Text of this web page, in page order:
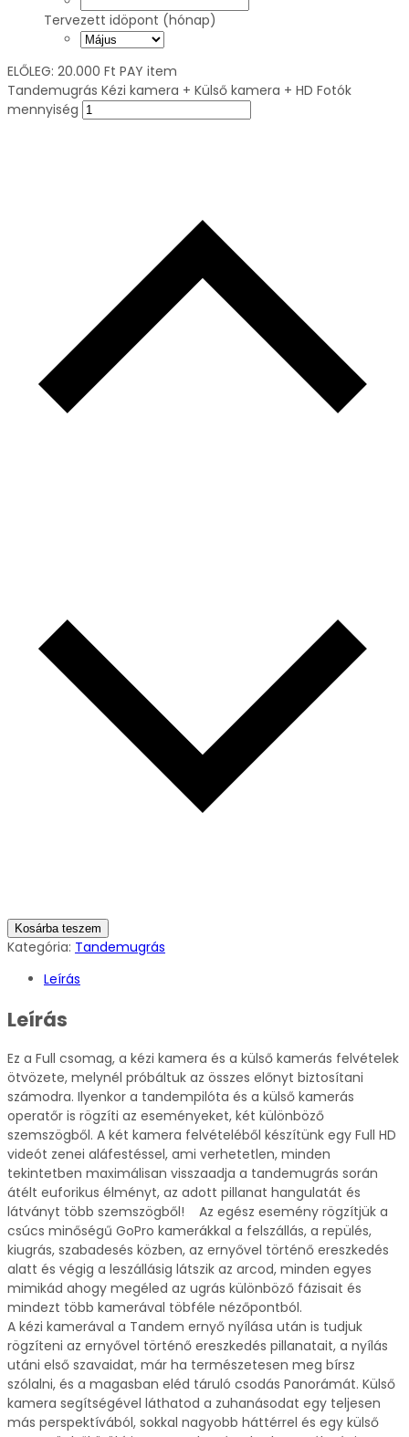
Tervezett idöpont (hónap)
ELŐLEG: 20.000 Ft PAY item
Tandemugrás Kézi kamera + Külső kamera + HD Fotók
mennyiség
Kosárba teszem
Kategória: Tandemugrás
Leírás
Leírás
Ez a Full csomag, a kézi kamera és a külső kamerás felvételek
ötvözete, melynél próbáltuk az összes előnyt biztosítani
számodra. Ilyenkor a tandempilóta és a külső kamerás
operatőr is rögzíti az eseményeket, két különböző
szemszögből. A két kamera felvételéből készítünk egy Full HD
videót zenei aláfestéssel, ami verhetetlen, minden
tekintetben maximálisan visszaadja a tandemugrás során
átélt euforikus élményt, az adott pillanat hangulatát és
látványt több szemszögből! Az egész esemény rögzítjük a
csúcs minőségű GoPro kamerákkal a felszállás, a repülés,
kiugrás, szabadesés közben, az ernyővel történő ereszkedés
alatt és végig a leszállásig látszik az arcod, minden egyes
mimikád ahogy megéled az ugrás különböző fázisait és
mindezt több kamerával töbféle nézőpontból.
A kézi kamerával a Tandem ernyő nyílása után is tudjuk
rögzíteni az ernyővel történő ereszkedés pillanatait, a nyílás
utáni első szavaidat, már ha természetesen meg bírsz
szólalni, és a magasban eléd táruló csodás Panorámát. Külső
kamera segítségével láthatod a zuhanásodat egy teljesen
más perspektívából, sokkal nagyobb háttérrel és egy külső